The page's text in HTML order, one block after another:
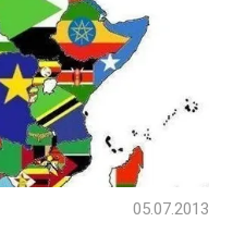
05.07.2013